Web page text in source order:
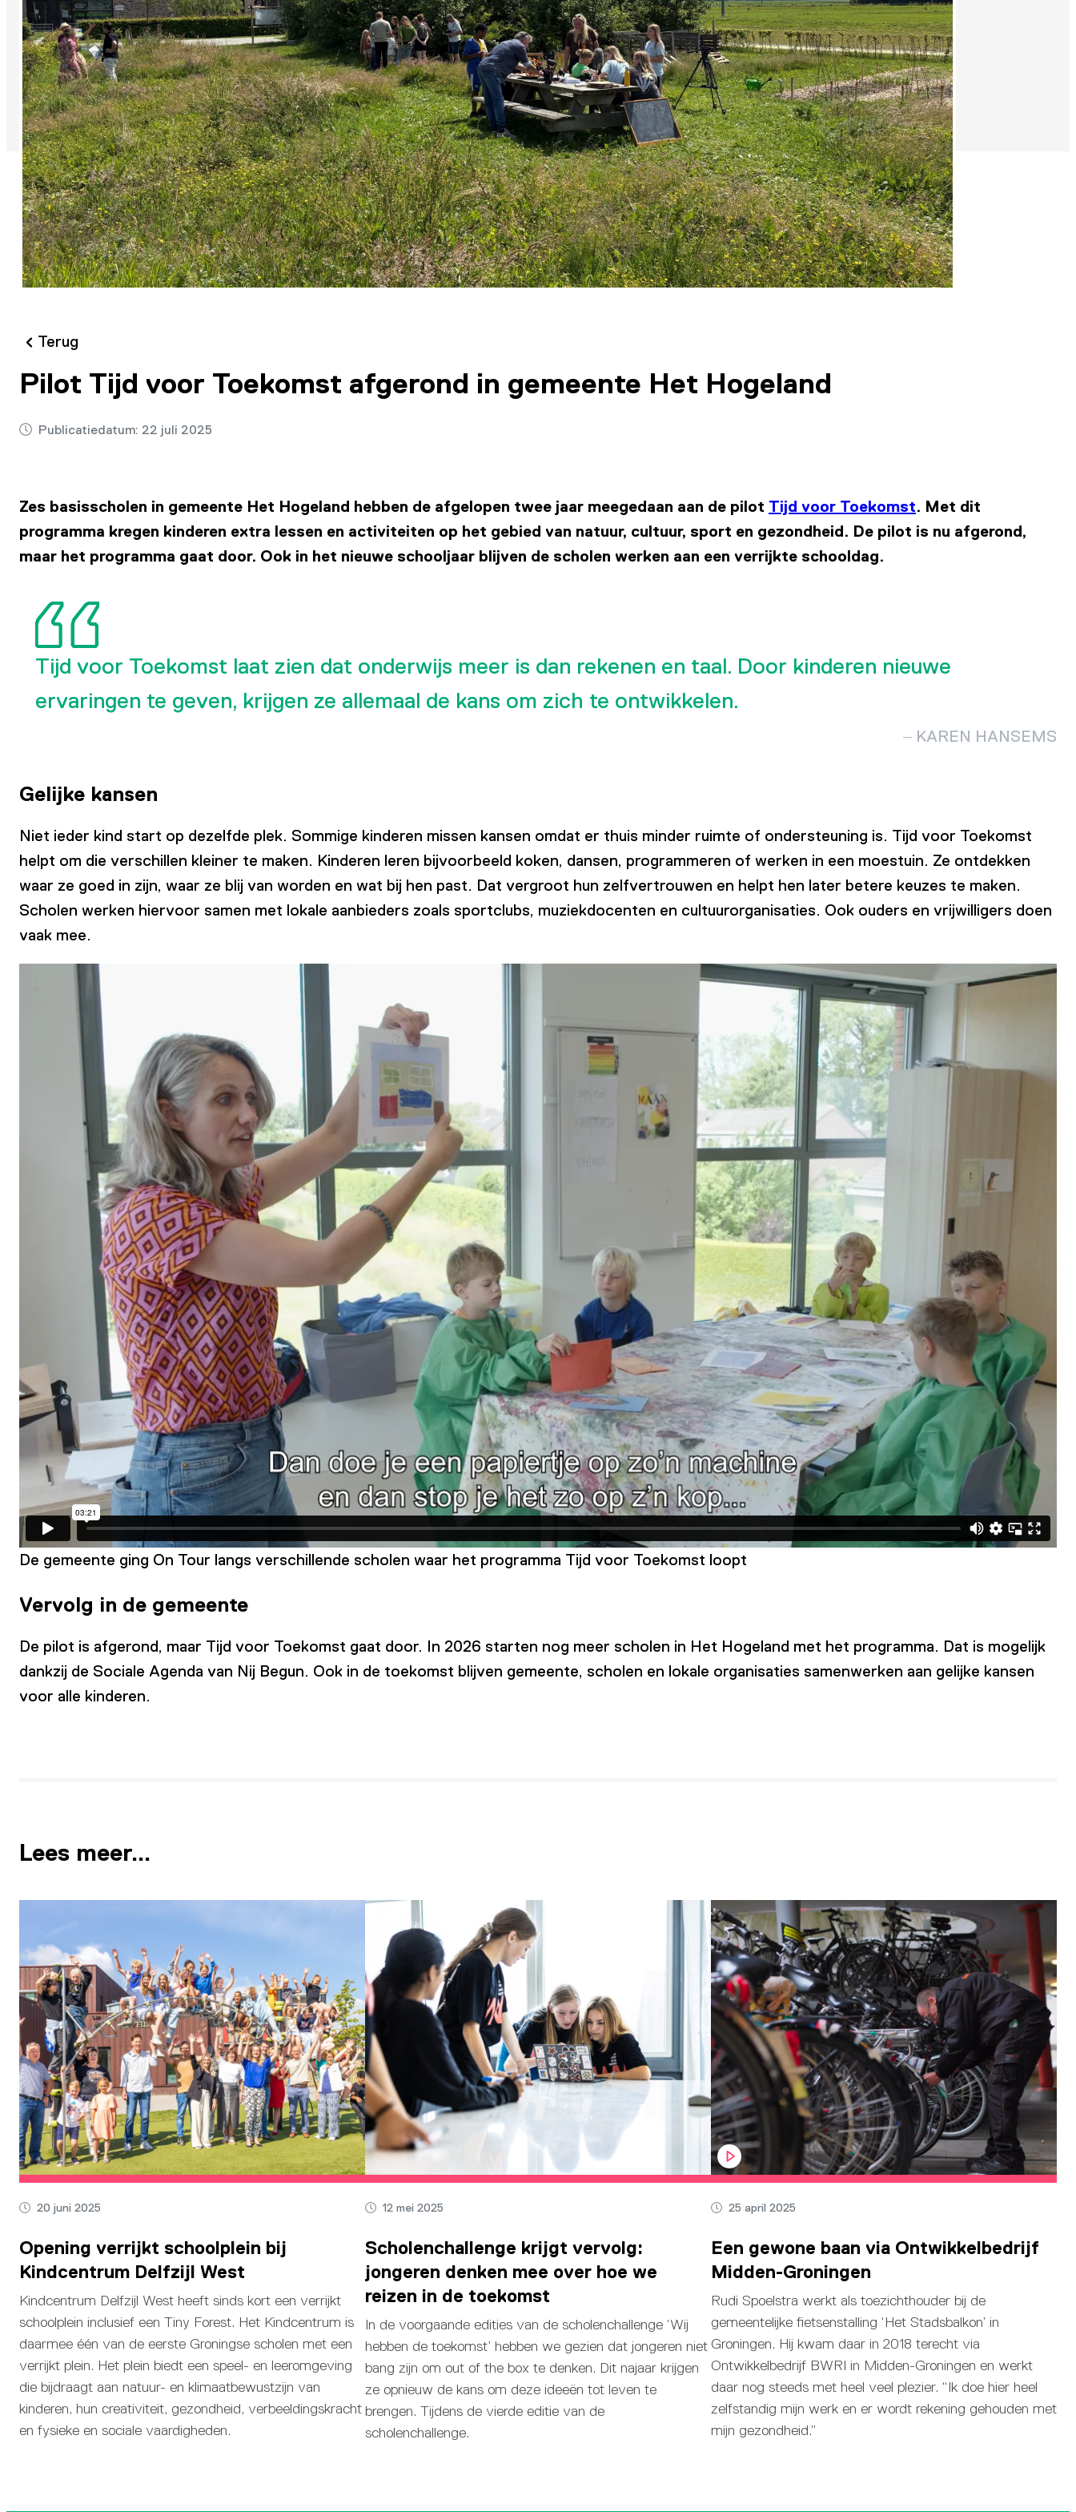
Terug
Pilot Tijd voor Toekomst afgerond in gemeente Het Hogeland
Publicatiedatum: 22 juli 2025
Zes basisscholen in gemeente Het Hogeland hebben de afgelopen twee jaar meegedaan aan de pilot Tijd voor Toekomst. Met dit
programma kregen kinderen extra lessen en activiteiten op het gebied van natuur, cultuur, sport en gezondheid. De pilot is nu afgerond,
maar het programma gaat door. Ook in het nieuwe schooljaar blijven de scholen werken aan een verrijkte schooldag.
Tijd voor Toekomst laat zien dat onderwijs meer is dan rekenen en taal. Door kinderen nieuwe
ervaringen te geven, krijgen ze allemaal de kans om zich te ontwikkelen.
KAREN HANSEMS
Gelijke kansen
Niet ieder kind start op dezelfde plek. Sommige kinderen missen kansen omdat er thuis minder ruimte of ondersteuning is. Tijd voor Toekomst
helpt om die verschillen kleiner te maken. Kinderen leren bijvoorbeeld koken, dansen, programmeren of werken in een moestuin. Ze ontdekken
waar ze goed in zijn, waar ze blij van worden en wat bij hen past. Dat vergroot hun zelfvertrouwen en helpt hen later betere keuzes te maken.
Scholen werken hiervoor samen met lokale aanbieders zoals sportclubs, muziekdocenten en cultuurorganisaties. Ook ouders en vrijwilligers doen
vaak mee.
De gemeente ging On Tour langs verschillende scholen waar het programma Tijd voor Toekomst loopt
Vervolg in de gemeente
De pilot is afgerond, maar Tijd voor Toekomst gaat door. In 2026 starten nog meer scholen in Het Hogeland met het programma. Dat is mogelijk
dankzij de Sociale Agenda van Nij Begun. Ook in de toekomst blijven gemeente, scholen en lokale organisaties samenwerken aan gelijke kansen
voor alle kinderen.
Lees meer…
20 juni 2025
Opening verrijkt schoolplein bij
Kindcentrum Delfzijl West
Kindcentrum Delfzijl West heeft sinds kort een verrijkt
schoolplein inclusief een Tiny Forest. Het Kindcentrum is
daarmee één van de eerste Groningse scholen met een
verrijkt plein. Het plein biedt een speel- en leeromgeving
die bijdraagt aan natuur- en klimaatbewustzijn van
kinderen, hun creativiteit, gezondheid, verbeeldingskracht
en fysieke en sociale vaardigheden.
12 mei 2025
Scholenchallenge krijgt vervolg:
jongeren denken mee over hoe we
reizen in de toekomst
In de voorgaande edities van de scholenchallenge ‘Wij
hebben de toekomst’ hebben we gezien dat jongeren niet
bang zijn om out of the box te denken. Dit najaar krijgen
ze opnieuw de kans om deze ideeën tot leven te
brengen. Tijdens de vierde editie van de
scholenchallenge.
25 april 2025
Een gewone baan via Ontwikkelbedrijf
Midden-Groningen
Rudi Spoelstra werkt als toezichthouder bij de
gemeentelijke fietsenstalling ‘Het Stadsbalkon’ in
Groningen. Hij kwam daar in 2018 terecht via
Ontwikkelbedrijf BWRI in Midden-Groningen en werkt
daar nog steeds met heel veel plezier. “Ik doe hier heel
zelfstandig mijn werk en er wordt rekening gehouden met
mijn gezondheid.”